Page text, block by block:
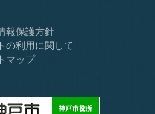
報保護方針
の利用に関して
マップ